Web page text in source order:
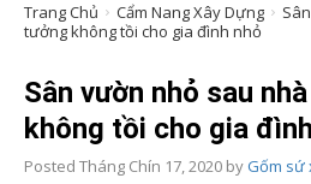
Trang Chủ Cẩm Nang Xây Dựng
tưởng không tồi cho gia đình nhỏ
Sân vườn nhỏ sau
không tồi cho gia
Posted Tháng Chín 17, 2020 byGốm sứ